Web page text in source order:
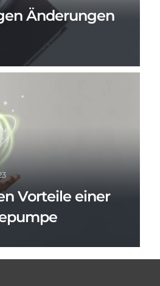
Änderungen
Vorteile einer